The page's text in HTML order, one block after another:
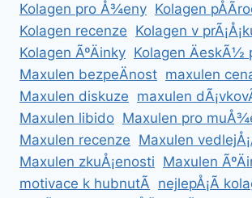
Kolagen pro Å¾eny Kolagen
Kolagen recenze Kolagen v
Kolagen ÃºÄinky Kolagen ÄeskÃ½
Maxulen bezpeÄnost maxulen
Maxulen diskuze maxulen
Maxulen libido Maxulen pro
Maxulen recenze Maxulen
Maxulen zkuÅ¡enosti Maxulen
motivace k hubnutÃ­ nejlepÅ¡Ã­